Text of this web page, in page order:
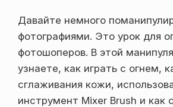
Давайте немного
фотографиями. Это урок для
фотошоперов. В этой
узнаете, как играть с огнем,
сглаживания кожи,
инструмент Mixer Brush и как